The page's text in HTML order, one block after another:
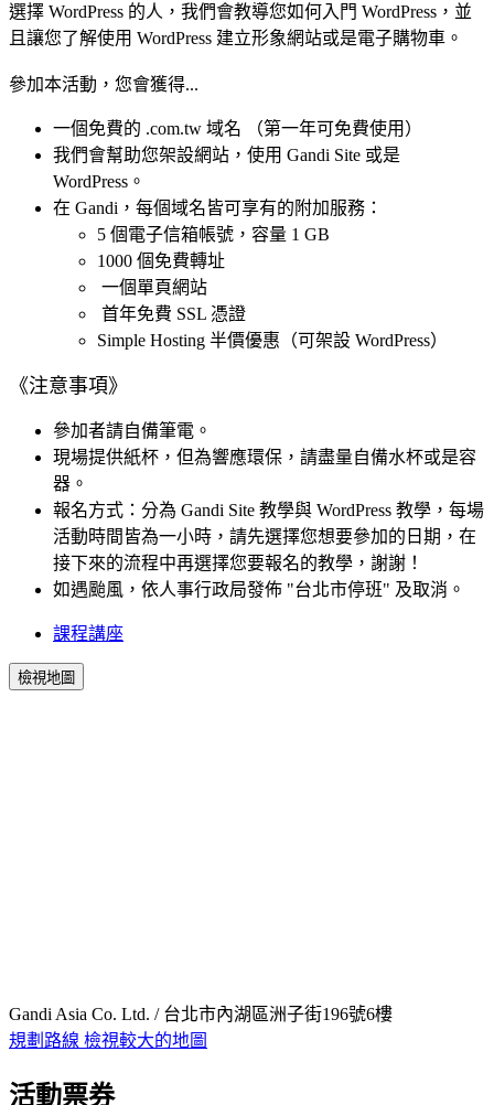
選擇 WordPress 的人，我們會教導您如何入門 WordPress，並
且讓您了解使用 WordPress 建立形象網站或是電子購物車。
參加本活動，您會獲得...
一個免費的 .com.tw 域名 （第一年可免費使用）
我們會幫助您架設網站，使用 Gandi Site 或是
WordPress。
在 Gandi，每個域名皆可享有的附加服務：
5 個電子信箱帳號，容量 1 GB
1000 個免費轉址
一個單頁網站
首年免費 SSL 憑證
Simple Hosting 半價優惠（可架設 WordPress）
《注意事項》
參加者請自備筆電。
現場提供紙杯，但為響應環保，請盡量自備水杯或是容
器。
報名方式：分為 Gandi Site 教學與 WordPress 教學，每場
活動時間皆為一小時，請先選擇您想要參加的日期，在
接下來的流程中再選擇您要報名的教學，謝謝！
如遇颱風，依人事行政局發佈 "台北市停班" 及取消。
課程講座
檢視地圖
Gandi Asia Co. Ltd. / 台北市內湖區洲子街196號6樓
規劃路線 檢視較大的地圖
活動票券